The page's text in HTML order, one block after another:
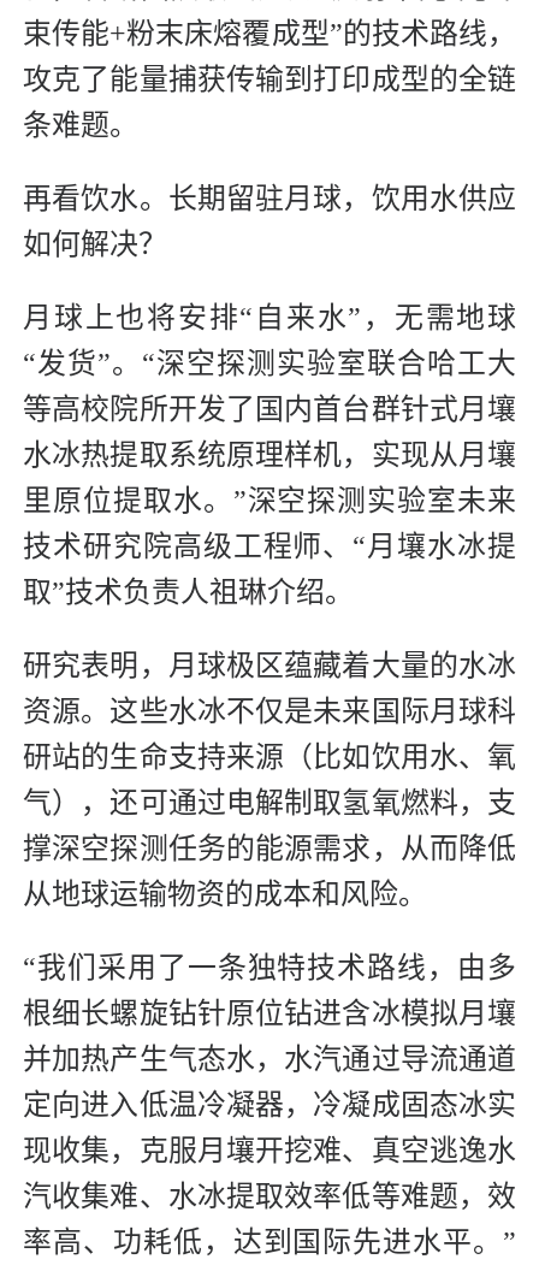
束传能+粉末床熔覆成型”的技术路线，
攻克了能量捕获传输到打印成型的全链
条难题。
再看饮水。长期留驻月球，饮用水供应
如何解决？
月球上也将安排“自来水”，无需地球
“发货”。“深空探测实验室联合哈工大
等高校院所开发了国内首台群针式月壤
水冰热提取系统原理样机，实现从月壤
里原位提取水。”深空探测实验室未来
技术研究院高级工程师、“月壤水冰提
取”技术负责人祖琳介绍。
研究表明，月球极区蕴藏着大量的水冰
资源。这些水冰不仅是未来国际月球科
研站的生命支持来源（比如饮用水、氧
气），还可通过电解制取氢氧燃料，支
撑深空探测任务的能源需求，从而降低
从地球运输物资的成本和风险。
“我们采用了一条独特技术路线，由多
根细长螺旋钻针原位钻进含冰模拟月壤
并加热产生气态水，水汽通过导流通道
定向进入低温冷凝器，冷凝成固态冰实
现收集，克服月壤开挖难、真空逃逸水
汽收集难、水冰提取效率低等难题，效
率高、功耗低，达到国际先进水平。”